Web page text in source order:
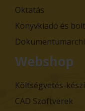
Oktatás
Könyvkiadó és bolt
Webshop
Költségvetés-
CAD Szoftverek